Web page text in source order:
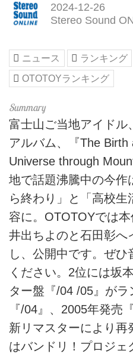
2024-12-26
Stereo Sound
ニュース ランキング
OTOTOYランキング
富士山ご当地アイドル
アルバム、『The
Universe through
地で話題沸騰中の今作
ら終わり」と「高校生
容に。OTOTOYでは本
井出ちよのと石田彰へ
し、公開中です。ぜ
ください。2位には坂
ター盤『/04 /05』が
『/04』、2005年発売
新リマスターにより再
はバンドリ！プロジェ